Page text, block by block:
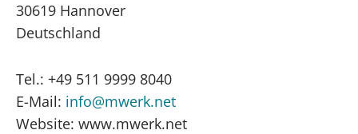
30619 Hannover
Deutschland
Tel.: +49 511 9999 8040
E-Mail: info@mwerk.net
Website: www.mwerk.net